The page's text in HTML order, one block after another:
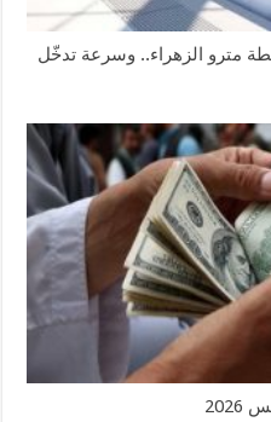
مترو الزهراء.. وسرعة تدخّل